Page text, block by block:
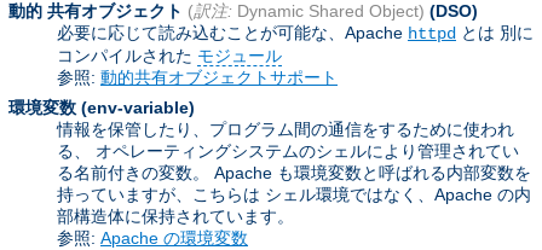
動的 共有オブジェクト (訳注: Dynamic Shared Object) (DSO)
必要に応じて読み込むことが可能な、Apache httpd とは 別に
コンパイルされた モジュール
参照: 動的共有オブジェクトサポート
環境変数 (env-variable)
情報を保管したり、プログラム間の通信をするために使われ
る、 オペレーティングシステムのシェルにより管理されてい
る名前付きの変数。 Apache も環境変数と呼ばれる内部変数を
持っていますが、こちらは シェル環境ではなく、Apache の内
部構造体に保持されています。
参照: Apache の環境変数